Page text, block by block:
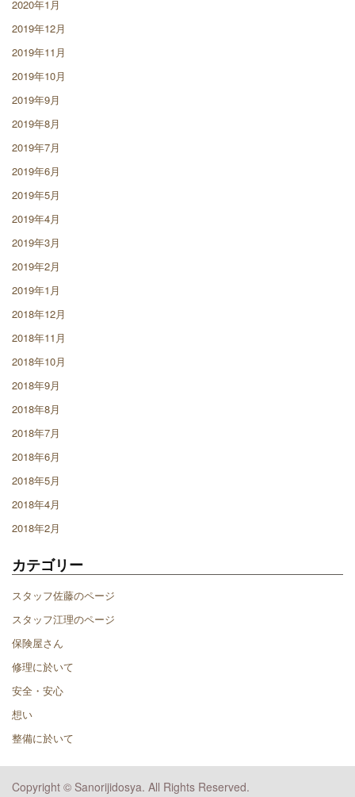
2020年1月
2019年12月
2019年11月
2019年10月
2019年9月
2019年8月
2019年7月
2019年6月
2019年5月
2019年4月
2019年3月
2019年2月
2019年1月
2018年12月
2018年11月
2018年10月
2018年9月
2018年8月
2018年7月
2018年6月
2018年5月
2018年4月
2018年2月
カテゴリー
スタッフ佐藤のページ
スタッフ江理のページ
保険屋さん
修理に於いて
安全・安心
想い
整備に於いて
Copyright © Sanorijidosya. All Rights Reserved.